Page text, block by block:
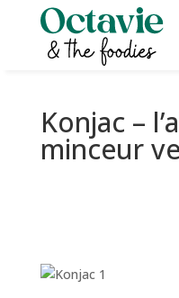
Konjac –
minceur